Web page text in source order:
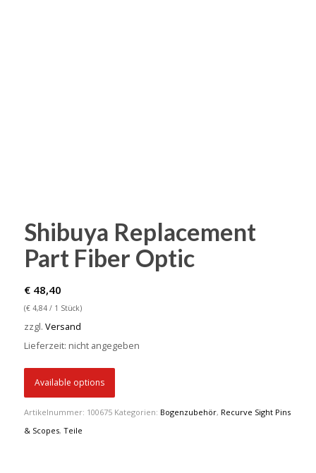
Shibuya Replacement
Part Fiber Optic
€48,40
(€4,84/ 1 Stück)
zzgl. Versand
Lieferzeit: nicht angegeben
Available options
Artikelnummer: 100675 Kategorien: Bogenzubehör, Recurve Sight Pins
& Scopes, Teile